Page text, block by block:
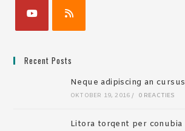
Recent Posts
Neque adipiscing an cursus
OKTOBER 19, 2016 / 0 REACTIES
Litora torqent per conubia